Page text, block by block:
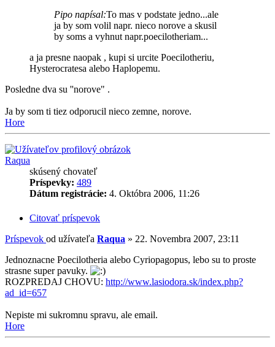
Pipo napísal:To mas v podstate jedno...ale
ja by som volil napr. nieco norove a skusil
by soms a vyhnut napr.poecilotheriam...
a ja presne naopak , kupi si urcite Poecilotheriu,
Hysterocratesa alebo Haplopemu.
Posledne dva su ''norove" .
Ja by som ti tiez odporucil nieco zemne, norove.
Hore
Raqua
skúsený chovateľ
Príspevky: 489
Dátum registrácie: 4. Októbra 2006, 11:26
Citovať príspevok
Príspevok od užívateľa Raqua » 22. Novembra 2007, 23:11
Jednoznacne Poecilotheria alebo Cyriopagopus, lebo su to proste
strasne super pavuky.
ROZPREDAJ CHOVU: http://www.lasiodora.sk/index.php?
ad_id=657
Nepiste mi sukromnu spravu, ale email.
Hore